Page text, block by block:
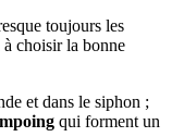
toujours les
choisir la bonne
et dans le siphon ;
qui forment un